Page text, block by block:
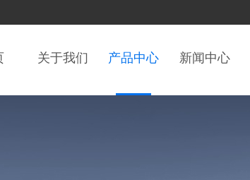
关于我们 产品中心 新闻中心